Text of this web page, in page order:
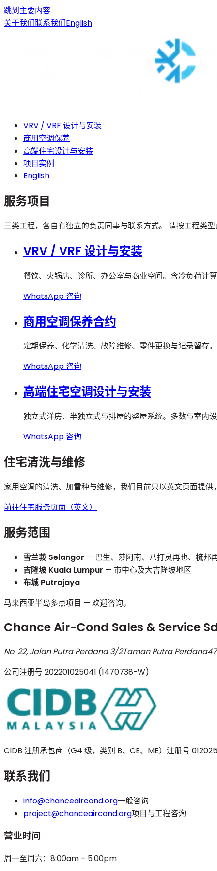
跳到主要内容
关于我们联系我们English
VRV / VRF 设计与安装
商用空调保养
高端住宅设计与安装
项目实例
English
服务项目
三类工程，各自有独立的负责同事与联系方式。 请按工程类
VRV / VRF 设计与安装
餐饮、火锅店、诊所、办公室与商业空间。含冷负荷计
WhatsApp 咨询
商用空调保养合约
定期保养、化学清洗、故障维修、零件更换与记录留存
WhatsApp 咨询
高端住宅空调设计与安装
独立式洋房、半独立式与排屋的整屋系统。多数与室内
WhatsApp 咨询
住宅清洗与维修
家用空调的清洗、加雪种与维修，我们目前只以英文页面提
前往住宅服务页面（英文）
服务范围
雪兰莪 Selangor — 巴生、莎阿南、八打灵再也、梳邦
吉隆坡 Kuala Lumpur — 市中心及大吉隆坡地区
布城 Putrajaya
马来西亚半岛多点项目 — 欢迎咨询。
Chance Air-Cond Sales & Service
No. 22, Jalan Putra Perdana 3/2Taman Putra Perdana
公司注册号 202201025041 (1470738-W)
CIDB 注册承包商（G4 级，类别 B、CE、ME） 注册号
联系我们
info@chanceaircond.org一般咨询
project@chanceaircond.org项目与工程咨询
营业时间
周一至周六：8:00am – 5:00pm